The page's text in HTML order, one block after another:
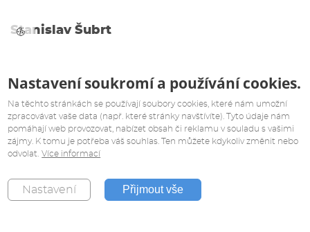
Stanislav Šubrt
E:
stanislav.subrt@zapa.cz
A:
Kamenolom Votice
259 01 Votice
Zastupuje funkci v těchto pobočkách:
Votice - lom
Nastavení soukromí a používání cookies.
Na těchto stránkách se používají soubory cookies, které nám umožní
zpracovávat vaše data (např. které stránky navštívíte). Tyto údaje nám
pomáhají web provozovat, nabízet obsah či reklamu v souladu s vašimi
zájmy. K tomu je potřeba váš souhlas. Ten můžete kdykoliv změnit nebo
odvolat.
Více informací
Nastavení Přijmout vše